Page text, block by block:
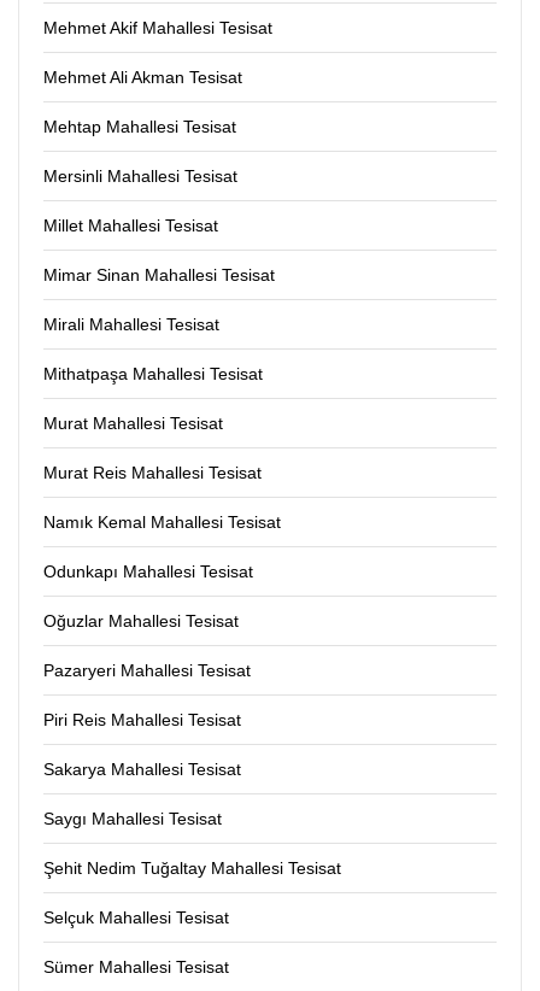
Mehmet Akif Mahallesi Tesisat
Mehmet Ali Akman Tesisat
Mehtap Mahallesi Tesisat
Mersinli Mahallesi Tesisat
Millet Mahallesi Tesisat
Mimar Sinan Mahallesi Tesisat
Mirali Mahallesi Tesisat
Mithatpaşa Mahallesi Tesisat
Murat Mahallesi Tesisat
Murat Reis Mahallesi Tesisat
Namık Kemal Mahallesi Tesisat
Odunkapı Mahallesi Tesisat
Oğuzlar Mahallesi Tesisat
Pazaryeri Mahallesi Tesisat
Piri Reis Mahallesi Tesisat
Sakarya Mahallesi Tesisat
Saygı Mahallesi Tesisat
Şehit Nedim Tuğaltay Mahallesi Tesisat
Selçuk Mahallesi Tesisat
Sümer Mahallesi Tesisat